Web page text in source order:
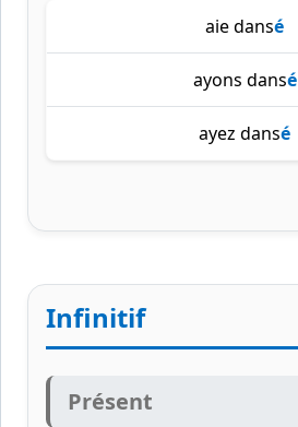
aie dansé
ayons dansé
ayez dansé
Infinitif
Présent